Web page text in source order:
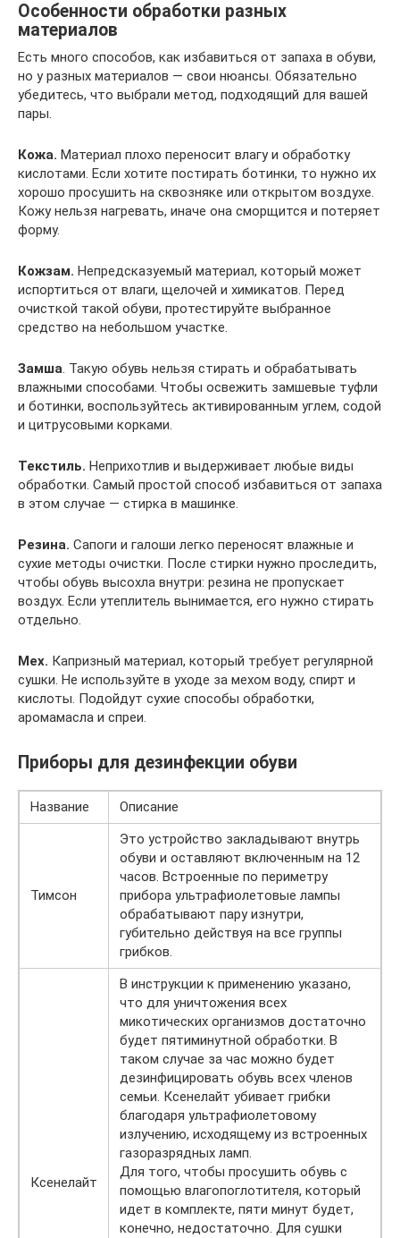
Особенности обработки разных
материалов
Есть много способов, как избавиться от запаха в обуви,
но у разных материалов — свои нюансы. Обязательно
убедитесь, что выбрали метод, подходящий для вашей
пары.
Кожа. Материал плохо переносит влагу и обработку
кислотами. Если хотите постирать ботинки, то нужно их
хорошо просушить на сквозняке или открытом воздухе.
Кожу нельзя нагревать, иначе она сморщится и потеряет
форму.
Кожзам. Непредсказуемый материал, который может
испортиться от влаги, щелочей и химикатов. Перед
очисткой такой обуви, протестируйте выбранное
средство на небольшом участке.
Замша. Такую обувь нельзя стирать и обрабатывать
влажными способами. Чтобы освежить замшевые туфли
и ботинки, воспользуйтесь активированным углем, содой
и цитрусовыми корками.
Текстиль. Неприхотлив и выдерживает любые виды
обработки. Самый простой способ избавиться от запаха
в этом случае — стирка в машинке.
Резина. Сапоги и галоши легко переносят влажные и
сухие методы очистки. После стирки нужно проследить,
чтобы обувь высохла внутри: резина не пропускает
воздух. Если утеплитель вынимается, его нужно стирать
отдельно.
Мех. Капризный материал, который требует регулярной
сушки. Не используйте в уходе за мехом воду, спирт и
кислоты. Подойдут сухие способы обработки,
аромамасла и спреи.
Приборы для дезинфекции обуви
Название Описание
Тимсон
Это устройство закладывают внутрь
обуви и оставляют включенным на 12
часов. Встроенные по периметру
прибора ультрафиолетовые лампы
обрабатывают пару изнутри,
губительно действуя на все группы
грибков.
Ксенелайт
В инструкции к применению указано,
что для уничтожения всех
микотических организмов достаточно
будет пятиминутной обработки. В
таком случае за час можно будет
дезинфицировать обувь всех членов
семьи. Ксенелайт убивает грибки
благодаря ультрафиолетовому
излучению, исходящему из встроенных
газоразрядных ламп.
Для того, чтобы просушить обувь с
помощью влагопоглотителя, который
идет в комплекте, пяти минут будет,
конечно, недостаточно. Для сушки